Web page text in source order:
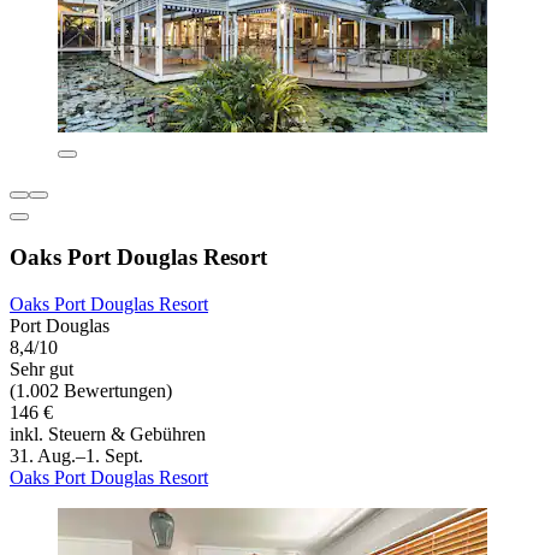
Oaks Port Douglas Resort
Oaks Port Douglas Resort
Port Douglas
8,4/10
Sehr gut
(1.002 Bewertungen)
146 €
inkl. Steuern & Gebühren
31. Aug.–1. Sept.
Oaks Port Douglas Resort